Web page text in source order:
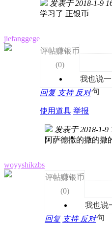
jiefanggege
发表于 2018-1-9
学习了 正银币
评帖赚银币
(0)
我也说一
句
回复 支持 反对
使用道具 举报
woyyshikzbs
发表于 2018-1-9
阿萨德撒的撒的撒
评帖赚银币
(0)
我也说
句
回复 支持 反对